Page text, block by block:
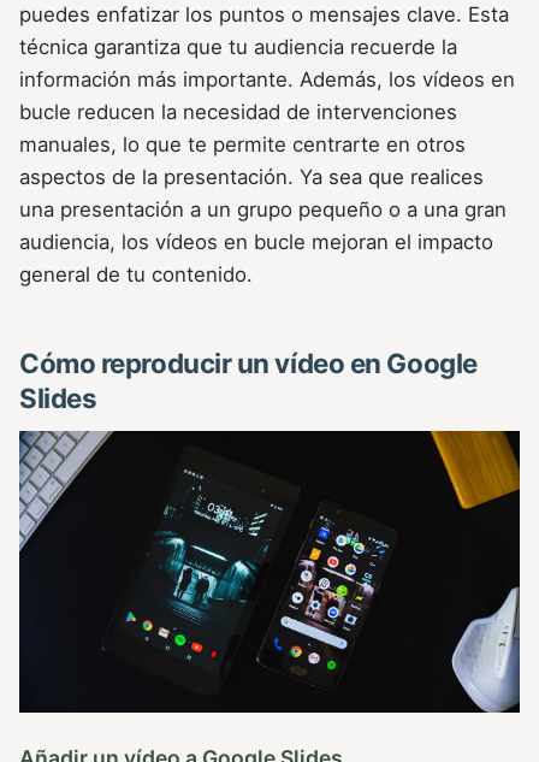
puedes enfatizar los puntos o mensajes clave. Esta
técnica garantiza que tu audiencia recuerde la
información más importante. Además, los vídeos en
bucle reducen la necesidad de intervenciones
manuales, lo que te permite centrarte en otros
aspectos de la presentación. Ya sea que realices
una presentación a un grupo pequeño o a una gran
audiencia, los vídeos en bucle mejoran el impacto
general de tu contenido.
Cómo reproducir un vídeo en Google
Slides